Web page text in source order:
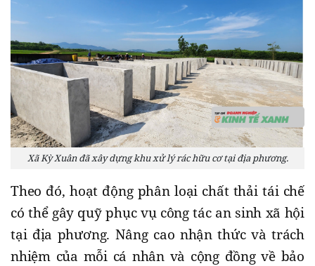
Xã Kỳ Xuân đã xây dựng khu xử lý rác hữu cơ tại địa phương.
Theo đó, hoạt động phân loại chất thải tái chế
có thể gây quỹ phục vụ công tác an sinh xã hội
tại địa phương. Nâng cao nhận thức và trách
nhiệm của mỗi cá nhân và cộng đồng về bảo